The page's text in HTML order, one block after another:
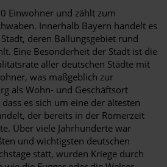
Einwohner und zählt zum
Innerhalb Bayern handelt es
deren Ballungsgebiet rund
Eine Besonderheit der Stadt ist die
aller deutschen Städte mit
was maßgeblich zur
als Wohn- und Geschäftsort
es sich um eine der ältesten
der bereits in der Römerzeit
Über viele Jahrhunderte war
und wichtigsten deutschen
statt, wurden Kriege durch